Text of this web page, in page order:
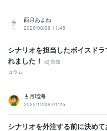
西月あまね
2026/08/08 11:45
シナリオを担当したボイスド
れました！
告知
コラム
古月瑠海
2025/12/09 01:25
シナリオを外注する前に決めて